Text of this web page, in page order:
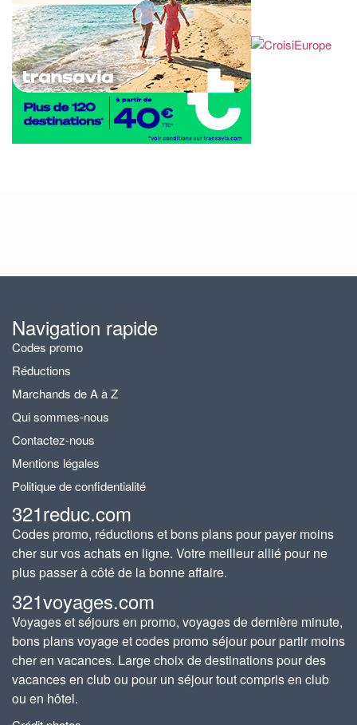
Navigation rapide
Codes promo
Réductions
Marchands de A à Z
Qui sommes-nous
Contactez-nous
Mentions légales
Politique de confidentialité
321reduc.com
Codes promo, réductions et bons plans pour payer moins
cher sur vos achats en ligne. Votre meilleur allié pour ne
plus passer à côté de la bonne affaire.
321voyages.com
Voyages et séjours en promo, voyages de dernière minute,
bons plans voyage et codes promo séjour pour partir moins
cher en vacances. Large choix de destinations pour des
vacances en club ou pour un séjour tout compris en club
ou en hôtel.